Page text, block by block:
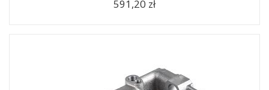
591,20 zł